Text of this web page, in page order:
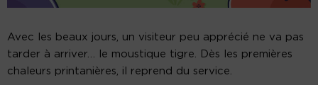
Avec les beaux jours, un visiteur peu apprécié ne va pas
tarder à arriver… le moustique tigre. Dès les premières
chaleurs printanières, il reprend du service.